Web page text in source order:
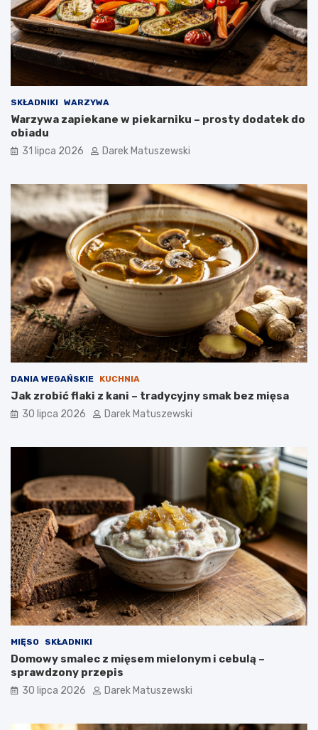
SKŁADNIKI WARZYWA
Warzywa zapiekane w piekarniku – prosty dodatek do
obiadu
31 lipca 2026 Darek Matuszewski
DANIA WEGAŃSKIE KUCHNIA
Jak zrobić flaki z kani – tradycyjny smak bez mięsa
30 lipca 2026 Darek Matuszewski
MIĘSO SKŁADNIKI
Domowy smalec z mięsem mielonym i cebulą –
sprawdzony przepis
30 lipca 2026 Darek Matuszewski